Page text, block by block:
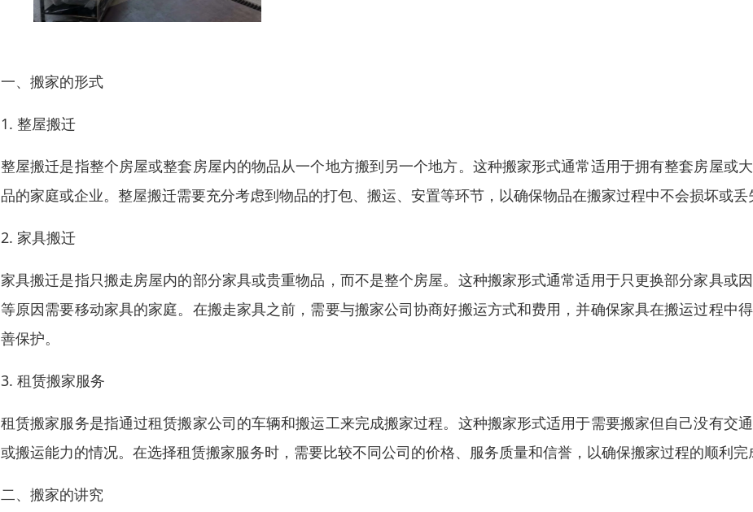
一、搬家的形式
1. 整屋搬迁
整屋搬迁是指整个房屋或整套房屋内的物品从一个地方搬到另一个地方。这种搬家形式通常适用于拥有整套房屋或
品的家庭或企业。整屋搬迁需要充分考虑到物品的打包、搬运、安置等环节，以确保物品在搬家过程中不会损坏或丢
2. 家具搬迁
家具搬迁是指只搬走房屋内的部分家具或贵重物品，而不是整个房屋。这种搬家形式通常适用于只更换部分家具或
等原因需要移动家具的家庭。在搬走家具之前，需要与搬家公司协商好搬运方式和费用，并确保家具在搬运过程中
善保护。
3. 租赁搬家服务
租赁搬家服务是指通过租赁搬家公司的车辆和搬运工来完成搬家过程。这种搬家形式适用于需要搬家但自己没有交
或搬运能力的情况。在选择租赁搬家服务时，需要比较不同公司的价格、服务质量和信誉，以确保搬家过程的顺利完
二、搬家的讲究